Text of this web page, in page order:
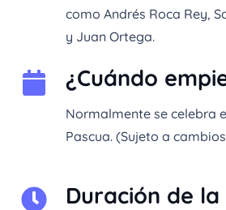
como Andrés Roca Rey,
y Juan Ortega.
¿Cuándo
Normalmente se celebra
Pascua. (Sujeto a
Duración de